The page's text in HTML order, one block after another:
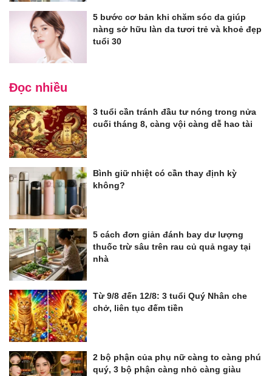
5 bước cơ bản khi chăm sóc da giúp
nàng sở hữu làn da tươi trẻ và khoẻ đẹp
tuổi 30
Đọc nhiều
3 tuổi cần tránh đầu tư nóng trong nửa
cuối tháng 8, càng vội càng dễ hao tài
Bình giữ nhiệt có cần thay định kỳ
không?
5 cách đơn giản đánh bay dư lượng
thuốc trừ sâu trên rau củ quả ngay tại
nhà
Từ 9/8 đến 12/8: 3 tuổi Quý Nhân che
chở, liên tục đếm tiền
2 bộ phận của phụ nữ càng to càng phú
quý, 3 bộ phận càng nhỏ càng giàu